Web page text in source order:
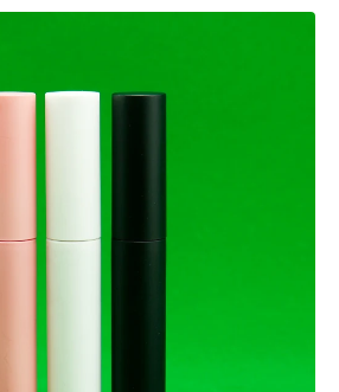
pesanan khususTutup semprot,